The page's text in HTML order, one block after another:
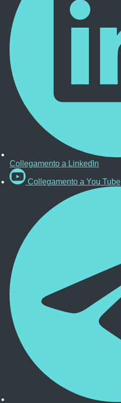
Collegamento a LinkedIn
Collegamento a You Tube